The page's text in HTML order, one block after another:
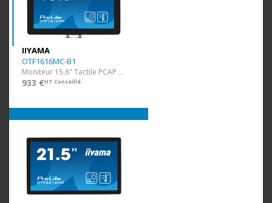
IIYAMA
OTF1616MC-B1
Moniteur 15,6" Tactile PCAP (1920x1080)
933 €HT Conseillé